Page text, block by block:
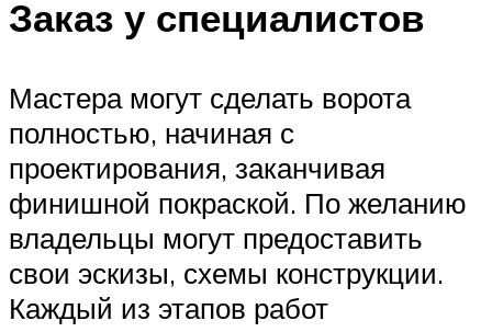
Заказ у специалистов
Мастера могут сделать ворота
полностью, начиная с
проектирования, заканчивая
финишной покраской. По желанию
владельцы могут предоставить
свои эскизы, схемы конструкции.
Каждый из этапов работ